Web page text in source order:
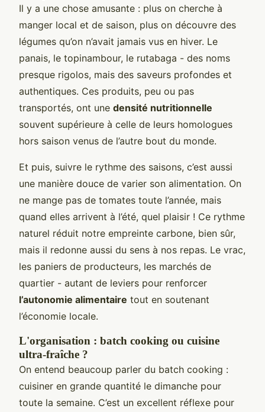
Il y a une chose amusante : plus on cherche à
manger local et de saison, plus on découvre des
légumes qu’on n’avait jamais vus en hiver. Le
panais, le topinambour, le rutabaga - des noms
presque rigolos, mais des saveurs profondes et
authentiques. Ces produits, peu ou pas
transportés, ont une densité nutritionnelle
souvent supérieure à celle de leurs homologues
hors saison venus de l’autre bout du monde.
Et puis, suivre le rythme des saisons, c’est aussi
une manière douce de varier son alimentation. On
ne mange pas de tomates toute l’année, mais
quand elles arrivent à l’été, quel plaisir ! Ce rythme
naturel réduit notre empreinte carbone, bien sûr,
mais il redonne aussi du sens à nos repas. Le vrac,
les paniers de producteurs, les marchés de
quartier - autant de leviers pour renforcer
l’autonomie alimentaire tout en soutenant
l’économie locale.
L'organisation : batch cooking ou cuisine
ultra-fraîche ?
On entend beaucoup parler du batch cooking :
cuisiner en grande quantité le dimanche pour
toute la semaine. C’est un excellent réflexe pour